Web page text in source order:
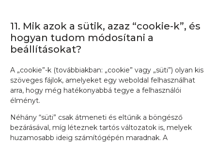
11. Mik azok a sütik, azaz “cookie-k”, és
hogyan tudom módosítani a
beállításokat?
A „cookie”-k (továbbiakban: „cookie” vagy „süti”) olyan kis
szöveges fájlok, amelyeket egy weboldal felhasználhat
arra, hogy még hatékonyabbá tegye a felhasználói
élményt.
Néhány “süti” csak átmeneti és eltűnik a böngésző
bezárásával, míg léteznek tartós változatok is, melyek
huzamosabb ideig számítógépén maradnak. A